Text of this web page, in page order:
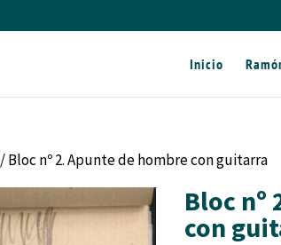
Inicio
/ Bloc nº 2. Apunte de hombre con guitarra
Bloc nº
con